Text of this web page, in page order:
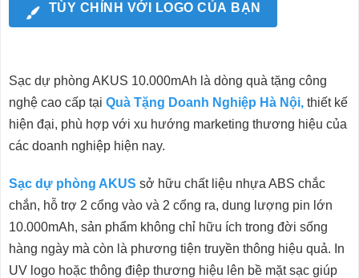
TÙY CHỈNH VỚI LOGO CỦA BẠN
Sạc dự phòng AKUS 10.000mAh là dòng quà tặng công
nghệ cao cấp tại Quà Tặng Doanh Nghiệp Hà Nội,thiết kế
hiện đại, phù hợp với xu hướng marketing thương hiệu của
các doanh nghiệp hiện nay.
Sạc dự phòng AKUS sở hữu chất liệu nhựa ABS chắc
chắn, hỗ trợ 2 cổng vào và 2 cổng ra, dung lượng pin lớn
10.000mAh, sản phẩm không chỉ hữu ích trong đời sống
hàng ngày mà còn là phương tiện truyền thông hiệu quả. In
UV logo hoặc thông điệp thương hiệu lên bề mặt sạc giúp